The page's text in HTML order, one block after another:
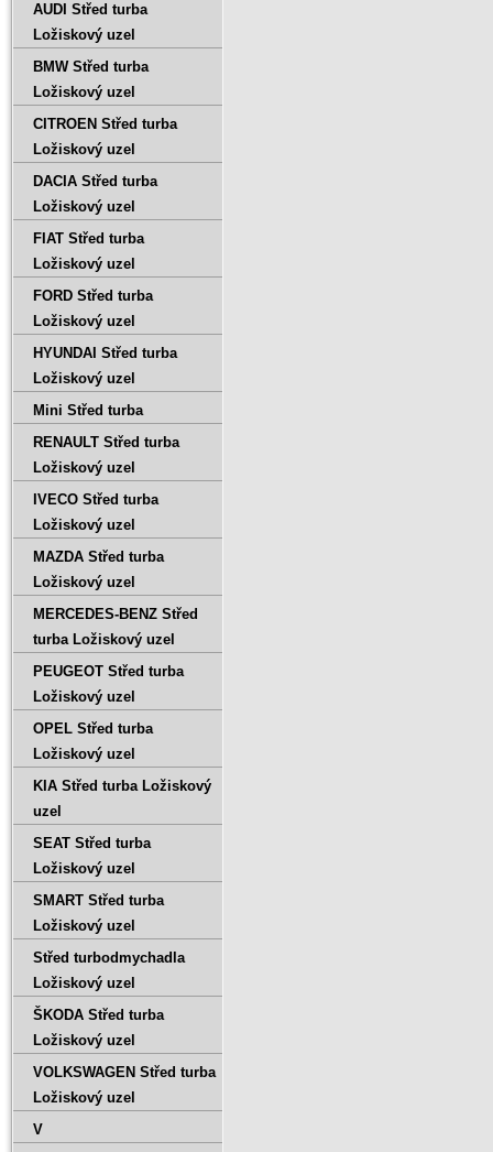
AUDI Střed turba
Ložiskový uzel
BMW Střed turba
Ložiskový uzel
CITROEN Střed turba
Ložiskový uzel
DACIA Střed turba
Ložiskový uzel
FIAT Střed turba
Ložiskový uzel
FORD Střed turba
Ložiskový uzel
HYUNDAI Střed turba
Ložiskový uzel
Mini Střed turba
RENAULT Střed turba
Ložiskový uzel
IVECO Střed turba
Ložiskový uzel
MAZDA Střed turba
Ložiskový uzel
MERCEDES-BENZ Střed
turba Ložiskový uzel
PEUGEOT Střed turba
Ložiskový uzel
OPEL Střed turba
Ložiskový uzel
KIA Střed turba Ložiskový
uzel
SEAT Střed turba
Ložiskový uzel
SMART Střed turba
Ložiskový uzel
Střed turbodmychadla
Ložiskový uzel
ŠKODA Střed turba
Ložiskový uzel
VOLKSWAGEN Střed turba
Ložiskový uzel
V